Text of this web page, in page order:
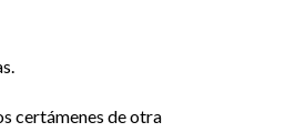
certámenes de otra